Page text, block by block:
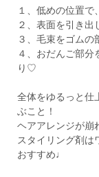
１、低めの位置
２、表面を引き出
３、毛束をゴムの
４、おだんご部
り♡
全体をゆるっと仕
ぶこと！
ヘアアレンジが崩
スタイリング剤は
おすすめ♩